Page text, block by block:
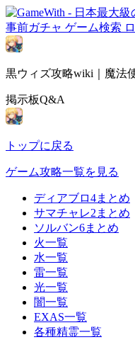
事前ガチャ ゲーム検索
黒ウィズ攻略wiki｜魔法
掲示板Q&A
トップに戻る
ゲーム攻略一覧を見る
ディアブロ4まとめ
サマチャレ2まとめ
ソルバン6まとめ
火一覧
水一覧
雷一覧
光一覧
闇一覧
EXAS一覧
各種精霊一覧